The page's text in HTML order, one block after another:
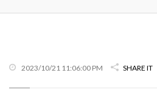
2023/10/21 11:06:00 PM SHARE IT